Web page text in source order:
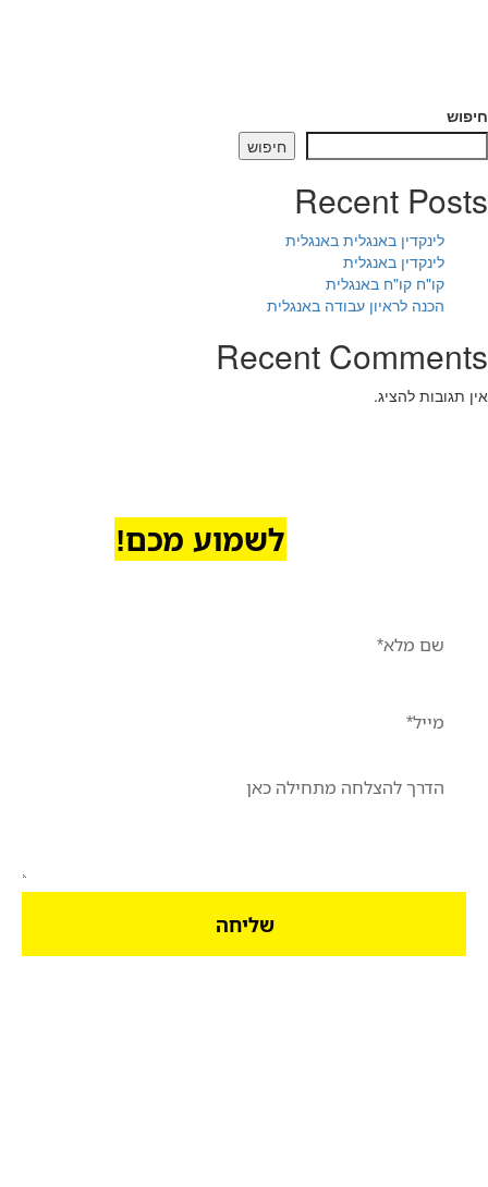
חיפוש
Recent
לינקדין באנגלית באנגלית
לינקדין באנגלית
קו"ח קו"ח באנגלית
הכנה לראיון עבודה באנגלית
Recent
תגובות להציג.
לשמוע מכם!
שליחה